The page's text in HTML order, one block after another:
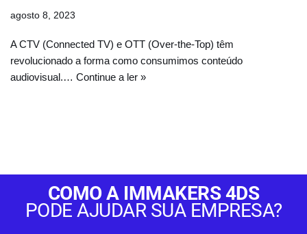
agosto 8, 2023
A CTV (Connected TV) e OTT (Over-the-Top) têm
revolucionado a forma como consumimos conteúdo
audiovisual.… Continue a ler »
COMO A IMMAKERS 4DS
PODE AJUDAR SUA EMPRESA?